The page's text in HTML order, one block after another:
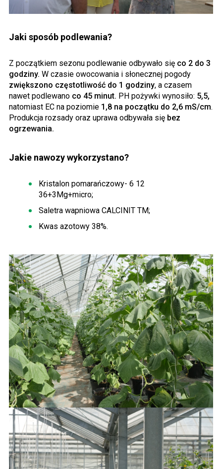
Jaki sposób podlewania?
Z początkiem sezonu podlewanie odbywało się co 2 do 3
godziny. W czasie owocowania i słonecznej pogody
zwiększono częstotliwość do 1 godziny, a czasem
nawet podlewano co 45 minut. PH pożywki wynosiło: 5,5,
natomiast EC na poziomie 1,8 na początku do 2,6 mS/cm.
Produkcja rozsady oraz uprawa odbywała się bez
ogrzewania.
Jakie nawozy wykorzystano?
Kristalon pomarańczowy- 6 12
36+3Mg+micro;
Saletra wapniowa CALCINIT TM;
Kwas azotowy 38%.